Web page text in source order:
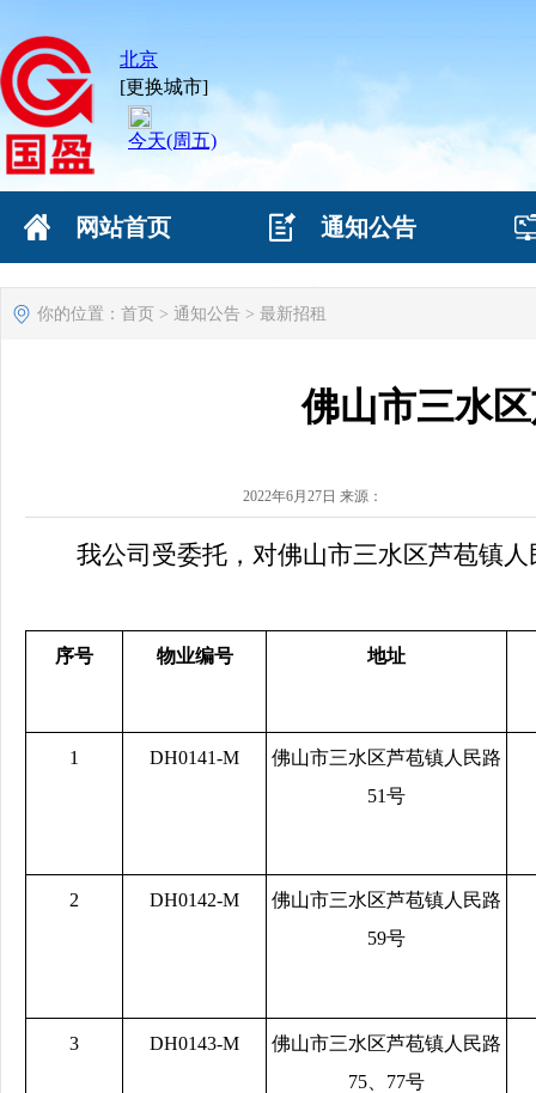
网站首页
网站首页 通知公告
你的位置： 首页 > 通知公告 > 最新招租
佛山市三水
2022年6月27日 来源：
我公司 受委托，对佛山市三水区芦苞镇人
序号 物业编号 地址
1 DH0141-M
佛山市三水区芦苞镇人民路
51号
2 DH0142-M
佛山市三水区芦苞镇人民路
59号
3 DH0143-M
佛山市三水区芦苞镇人民路
75、77号